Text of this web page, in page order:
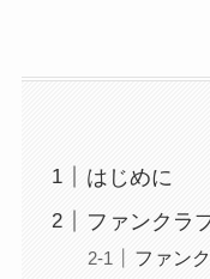
はじめに
ファンクラ
ファン